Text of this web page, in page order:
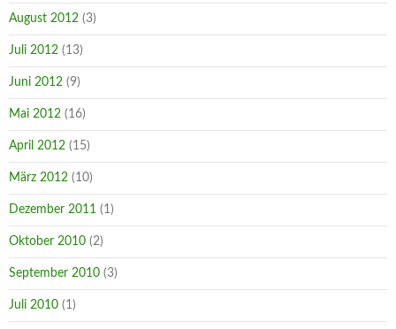
August 2012 (3)
Juli 2012 (13)
Juni 2012 (9)
Mai 2012 (16)
April 2012 (15)
März 2012 (10)
Dezember 2011 (1)
Oktober 2010 (2)
September 2010 (3)
Juli 2010 (1)